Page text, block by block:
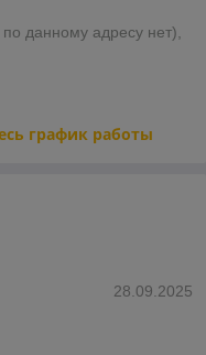
данному адресу нет),
график работы
28.09.2025